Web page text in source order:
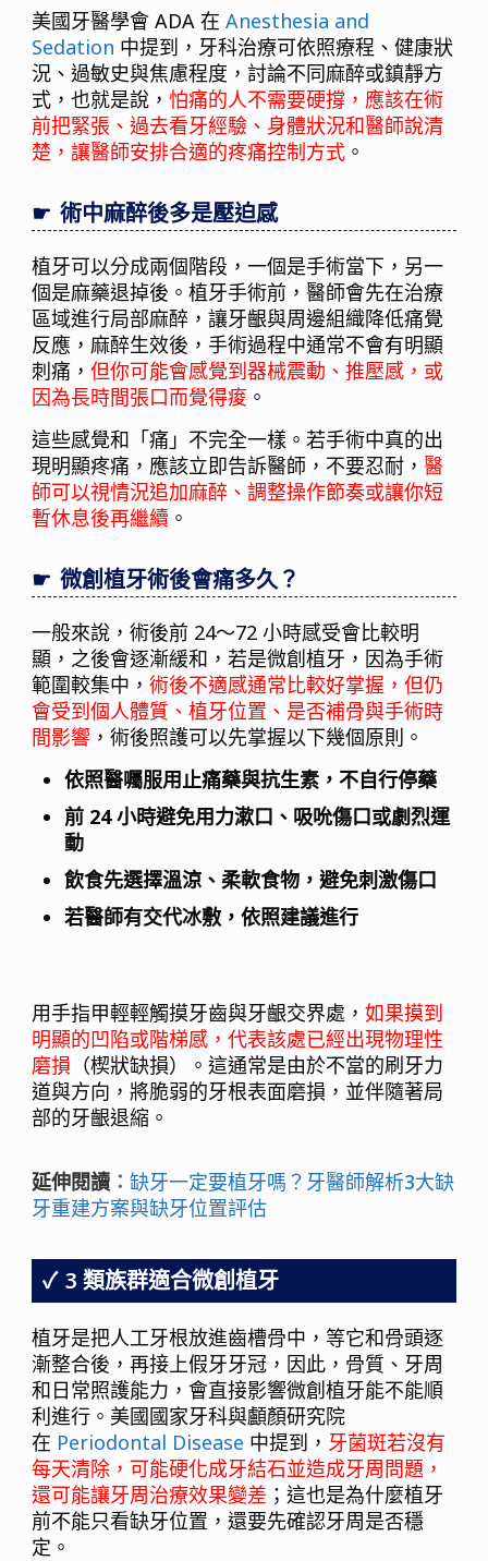
美國牙醫學會 ADA 在Anesthesia and
Sedation 中提到，牙科治療可依照療程、健康狀
況、過敏史與焦慮程度，討論不同麻醉或鎮靜方
式，也就是說，怕痛的人不需要硬撐，應該在術
前把緊張、過去看牙經驗、身體狀況和醫師說清
楚，讓醫師安排合適的疼痛控制方式 。
術中麻醉後多是壓迫感
植牙可以分成兩個階段，一個是手術當下，另一
個是麻藥退掉後。植牙手術前，醫師會先在治療
區域進行局部麻醉，讓牙齦與周邊組織降低痛覺
反應，麻醉生效後，手術過程中通常不會有明顯
刺痛，但你可能會感覺到器械震動、推壓感，或
因為長時間張口而覺得痠 。
這些感覺和「痛」不完全一樣。若手術中真的出
現明顯疼痛，應該立即告訴醫師，不要忍耐，醫
師可以視情況追加麻醉、調整操作節奏或讓你短
暫休息後再繼續 。
微創植牙術後會痛多久？
一般來說，術後前 24～72 小時感受會比較明
顯，之後會逐漸緩和，若是微創植牙，因為手術
範圍較集中，術後不適感通常比較好掌握，但仍
會受到個人體質、植牙位置、是否補骨與手術時
間影響 ，術後照護可以先掌握以下幾個原則。
依照醫囑服用止痛藥與抗生素，不自行停藥
前 24 小時避免用力漱口、吸吮傷口或劇烈運
動
飲食先選擇溫涼、柔軟食物，避免刺激傷口
若醫師有交代冰敷，依照建議進行
用手指甲輕輕觸摸牙齒與牙齦交界處，如果摸到
明顯的凹陷或階梯感，代表該處已經出現物理性
磨損 （楔狀缺損）。這通常是由於不當的刷牙力
道與方向，將脆弱的牙根表面磨損，並伴隨著局
部的牙齦退縮。
延伸閱讀 ：缺牙一定要植牙嗎？牙醫師解析3大缺
牙重建方案與缺牙位置評估
3 類族群適合微創植牙
植牙是把人工牙根放進齒槽骨中，等它和骨頭逐
漸整合後，再接上假牙牙冠，因此，骨質、牙周
和日常照護能力，會直接影響微創植牙能不能順
利進行。美國國家牙科與顱顏研究院
在 Periodontal Disease 中提到， 牙菌斑若沒有
每天清除，可能硬化成牙結石並造成牙周問題，
還可能讓牙周治療效果變差 ；這也是為什麼植牙
前不能只看缺牙位置，還要先確認牙周是否穩
定。